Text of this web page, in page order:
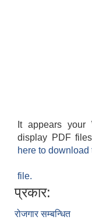
It appears
display PDF
here to download
file.
प्रकार:
रोजगार सम्बन्धित